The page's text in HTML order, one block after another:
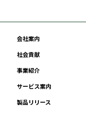
会社案内
社会貢献
事業紹介
サービス案内
製品リリース